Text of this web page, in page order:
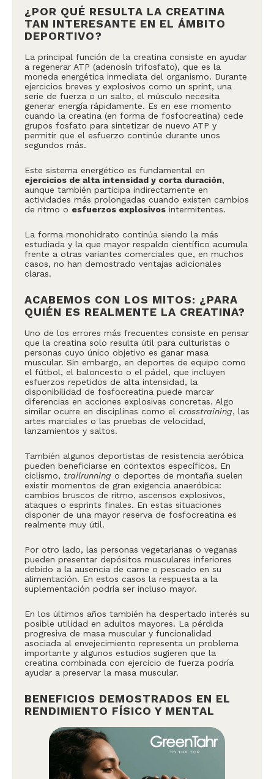
¿POR QUÉ RESULTA LA CREATINA
TAN INTERESANTE EN EL ÁMBITO
DEPORTIVO?
La principal función de la creatina consiste en ayudar
a regenerar ATP (adenosín trifosfato), que es la
moneda energética inmediata del organismo. Durante
ejercicios breves y explosivos como un sprint, una
serie de fuerza o un salto, el músculo necesita
generar energía rápidamente. Es en ese momento
cuando la creatina (en forma de fosfocreatina) cede
grupos fosfato para sintetizar de nuevo ATP y
permitir que el esfuerzo continúe durante unos
segundos más.
Este sistema energético es fundamental en
ejercicios de alta intensidad y corta duración,
aunque también participa indirectamente en
actividades más prolongadas cuando existen cambios
de ritmo o esfuerzos explosivos intermitentes.
La forma monohidrato continúa siendo la más
estudiada y la que mayor respaldo científico acumula
frente a otras variantes comerciales que, en muchos
casos, no han demostrado ventajas adicionales
claras.
ACABEMOS CON LOS MITOS: ¿PARA
QUIÉN ES REALMENTE LA CREATINA?
Uno de los errores más frecuentes consiste en pensar
que la creatina solo resulta útil para culturistas o
personas cuyo único objetivo es ganar masa
muscular. Sin embargo, en deportes de equipo como
el fútbol, el baloncesto o el pádel, que incluyen
esfuerzos repetidos de alta intensidad, la
disponibilidad de fosfocreatina puede marcar
diferencias en acciones explosivas concretas. Algo
similar ocurre en disciplinas como el crosstraining, las
artes marciales o las pruebas de velocidad,
lanzamientos y saltos.
También algunos deportistas de resistencia aeróbica
pueden beneficiarse en contextos específicos. En
ciclismo, trailrunning o deportes de montaña suelen
existir momentos de gran exigencia anaeróbica:
cambios bruscos de ritmo, ascensos explosivos,
ataques o esprints finales. En estas situaciones
disponer de una mayor reserva de fosfocreatina es
realmente muy útil.
Por otro lado, las personas vegetarianas o veganas
pueden presentar depósitos musculares inferiores
debido a la ausencia de carne o pescado en su
alimentación. En estos casos la respuesta a la
suplementación podría ser incluso mayor.
En los últimos años también ha despertado interés su
posible utilidad en adultos mayores. La pérdida
progresiva de masa muscular y funcionalidad
asociada al envejecimiento representa un problema
importante y algunos estudios sugieren que la
creatina combinada con ejercicio de fuerza podría
ayudar a preservar la masa muscular.
BENEFICIOS DEMOSTRADOS EN EL
RENDIMIENTO FÍSICO Y MENTAL